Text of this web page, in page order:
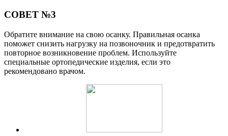
СОВЕТ №3
Обратите внимание на свою осанку. Правильная осанка
поможет снизить нагрузку на позвоночник и предотвратить
повторное возникновение проблем. Используйте
специальные ортопедические изделия, если это
рекомендовано врачом.